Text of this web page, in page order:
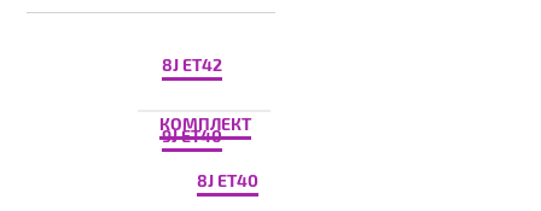
8J ET42
КОМПЛЕКТ
9J ET40
8J ET40